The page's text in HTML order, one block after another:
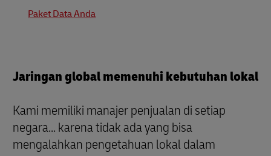
Paket Data Anda
Jaringan global memenuhi kebutuhan lokal
Kami memiliki manajer penjualan di setiap
negara... karena tidak ada yang bisa
mengalahkan pengetahuan lokal dalam